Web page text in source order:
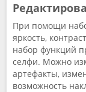
При помощи
яркость,
набор функций
селфи. Можно
артефакты,
возможность